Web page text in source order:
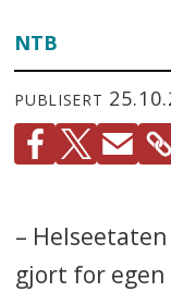
NTB
PUBLISERT
–
gjort for